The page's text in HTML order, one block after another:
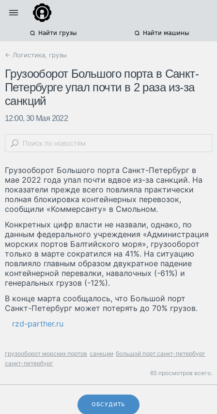
Найти грузы Найти машины
← Логистика, грузы
Грузооборот Большого порта в Санкт-
Петербурге упал почти в 2 раза из-за
санкций
12:00, 30 Мая 2022
Грузооборот Большого порта Санкт-Петербург в
мае 2022 года упал почти вдвое из-за санкций. На
показатели прежде всего повлияла практически
полная блокировка контейнерных перевозок,
сообщили «Коммерсанту» в Смольном.
Конкретных цифр власти не назвали, однако, по
данным федерального учреждения «Администрация
морских портов Балтийского моря», грузооборот
только в марте сократился на 41%. На ситуацию
повлияло главным образом двукратное падение
контейнерной перевалки, навалочных (-61%) и
генеральных грузов (-12%).
В конце марта сообщалось, что Большой порт
Санкт-Петербург может потерять до 70% грузов.
rzd-parther.ru
грузооборот морских портов санкции большой порт санкт-петербург
санкт-петербург
65 просмотров всего.
ОБСУДИТЬ